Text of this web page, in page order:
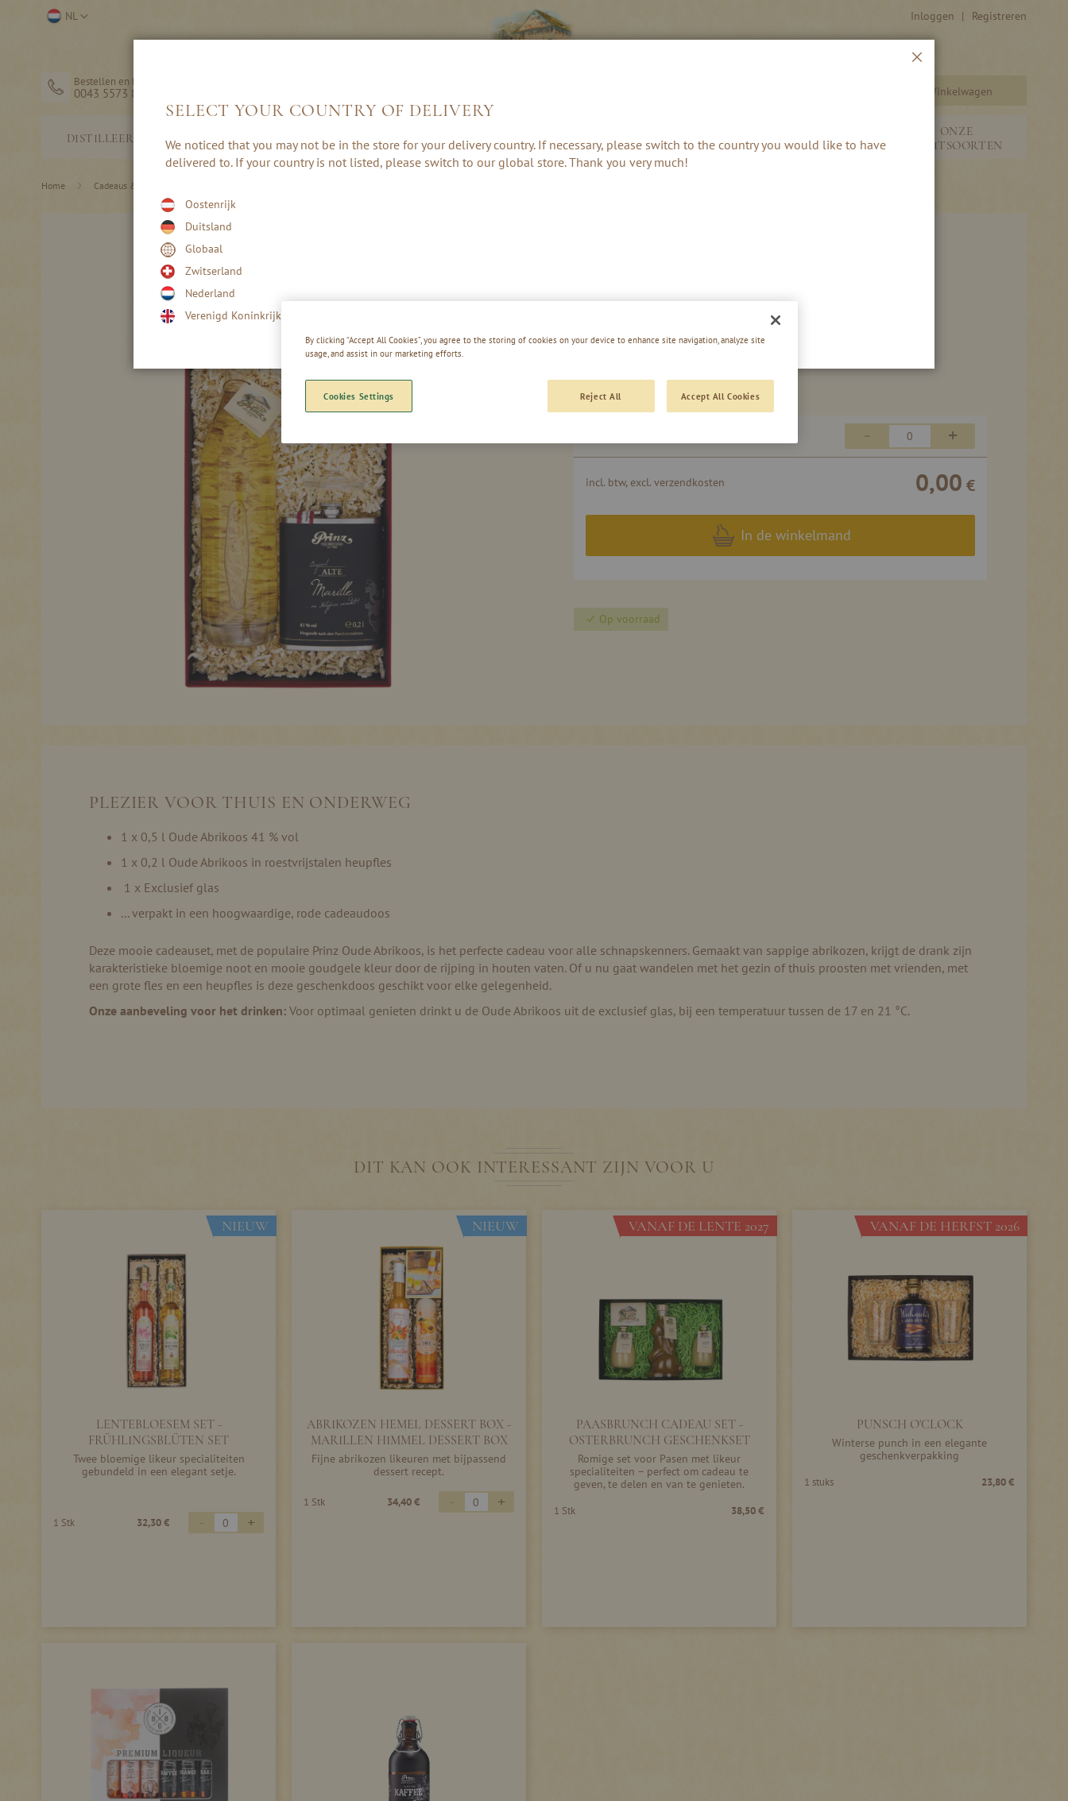
Ga
Inloggen Registreren
Selecteer
NL
Bestellen en hulp
0043 5573 82203 Winkelwagen
DISTILLEERDERIJ
DRANK
CREAMS
& PUNCH
ACCESSOIRES
NIEUW
ONZE
FRUITSOORTEN
Home Cadeaus & Accessoires
afbeeldingen-
OUDE ABRIKOOS VARIATIE
- +
incl. btw, excl. verzendkosten 0,00 €
In de winkelmand
Op voorraad
PLEZIER VOOR THUIS EN ONDERWEG
1 x 0,5 l Oude Abrikoos 41 % vol
1 x 0,2 l Oude Abrikoos in roestvrijstalen heupfles
1 x Exclusief glas
... verpakt in een hoogwaardige, rode cadeaudoos
Deze mooie cadeauset, met de populaire Prinz Oude Abrikoos, is het perfecte cadeau voor alle schnapskenners. Gemaakt van sappige abrikozen, krijgt de drank zijn
karakteristieke bloemige noot en mooie goudgele kleur door de rijping in houten vaten. Of u nu gaat wandelen met het gezin of thuis proosten met vrienden, met
een grote fles en een heupfles is deze geschenkdoos geschikt voor elke gelegenheid.
Onze aanbeveling voor het drinken: Voor optimaal genieten drinkt u de Oude Abrikoos uit de exclusief glas, bij een temperatuur tussen de 17 en 21 °C.
DIT KAN OOK INTERESSANT ZIJN VOOR U
NIEUW
LENTEBLOESEM SET -
FRÜHLINGSBLÜTEN SET
Twee bloemige likeur specialiteiten
gebundeld in een elegant setje.
1 Stk 32,30 € - +
NIEUW
ABRIKOZEN HEMEL DESSERT BOX -
MARILLEN HIMMEL DESSERT BOX
Fijne abrikozen likeuren met bijpassend
dessert recept.
1 Stk 34,40 € - +
VANAF DE LENTE 2027
PAASBRUNCH CADEAU SET -
OSTERBRUNCH GESCHENKSET
Romige set voor Pasen met likeur
specialiteiten – perfect om cadeau te
geven, te delen en van te genieten.
1 Stk 38,50 €
VANAF DE HERFST 2026
PUNSCH O'CLOCK
Winterse punch in een elegante
geschenkverpakking
1 stuks 23,80 €
By clicking “Accept All Cookies”, you agree to the storing of cookies on your device to enhance site navigation, analyze site
usage, and assist in our marketing efforts.
Cookies Settings Reject All Accept All Cookies
SELECT YOUR COUNTRY OF DELIVERY
We noticed that you may not be in the store for your delivery country. If necessary, please switch to the country you would like to have
delivered to. If your country is not listed, please switch to our global store. Thank you very much!
Oostenrijk
Duitsland
Globaal
Zwitserland
Nederland
Verenigd Koninkrijk